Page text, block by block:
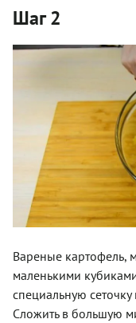
Шаг 2
Вареные картофель,
маленькими
специальную
Сложить в большую